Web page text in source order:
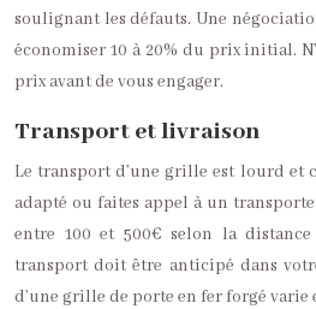
soulignant les défauts. Une
économiser 10 à 20% du prix initial.
prix avant de vous engager.
Transport et livraison
Le transport d’une grille est lourd et
adapté ou faites appel à un
entre 100 et 500€ selon la
transport doit être anticipé dans
d’une grille de porte en fer forgé varie